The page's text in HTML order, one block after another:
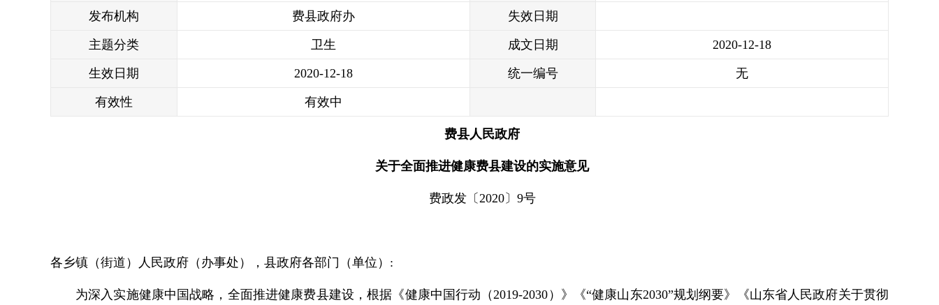
发布机构 费县政府办 失效日期
主题分类 卫生 成文日期 2020-12-18
生效日期 2020-12-18 统一编号 无
有效性 有效中
费县人民政府
关于全面推进健康费县建设的实施意见
费政发〔2020〕9号
各乡镇（街道）人民政府（办事处），县政府各部门（单位）:
为深入实施健康中国战略，全面推进健康费县建设，根据《健康中国行动（2019-2030）》《“健康山东2030”规划纲要》《山东省人民政府关于贯彻